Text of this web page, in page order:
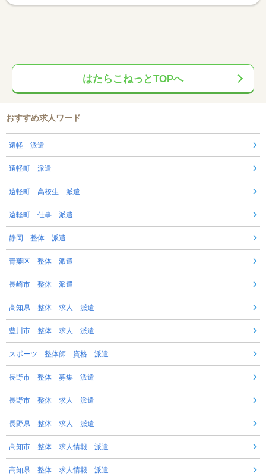
はたらこねっとTOPへ
おすすめ求人ワード
遠軽 派遣
遠軽町 派遣
遠軽町 高校生 派遣
遠軽町 仕事 派遣
静岡 整体 派遣
青葉区 整体 派遣
長崎市 整体 派遣
高知県 整体 求人 派遣
豊川市 整体 求人 派遣
スポーツ 整体師 資格 派遣
長野市 整体 募集 派遣
長野市 整体 求人 派遣
長野県 整体 求人 派遣
高知市 整体 求人情報 派遣
高知県 整体 求人情報 派遣